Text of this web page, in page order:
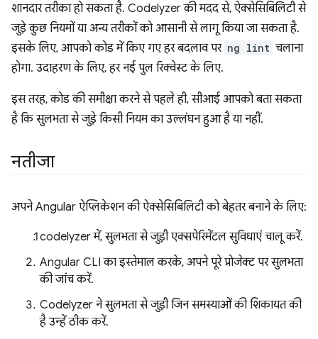
शानदार तरीका हो सकता है. Codelyzer की मदद से, ऐक्सेसिबिलिटी से
जुड़े कुछ नियमों या अन्य तरीकों को आसानी से लागू किया जा सकता है.
इसके लिए, आपको कोड में किए गए हर बदलाव पर ng lint चलाना
होगा. उदाहरण के लिए, हर नई पुल रिक्वेस्ट के लिए.
इस तरह, कोड की समीक्षा करने से पहले ही, सीआई आपको बता सकता
है कि सुलभता से जुड़े किसी नियम का उल्लंघन हुआ है या नहीं.
नतीजा
अपने Angular ऐप्लिकेशन की ऐक्सेसिबिलिटी को बेहतर बनाने के लिए:
codelyzer में, सुलभता से जुड़ी एक्सपेरिमेंटल सुविधाएं चालू करें.
Angular CLI का इस्तेमाल करके, अपने पूरे प्रोजेक्ट पर सुलभता
की जांच करें.
Codelyzer ने सुलभता से जुड़ी जिन समस्याओं की शिकायत की
है उन्हें ठीक करें.